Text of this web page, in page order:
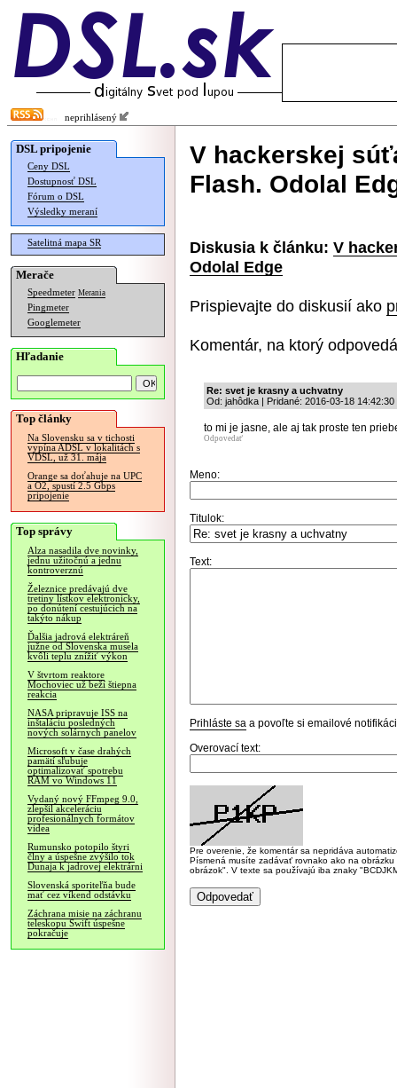
neprihlásený
DSL pripojenie
Ceny DSL
Dostupnosť DSL
Fórum o DSL
Výsledky meraní
Satelitná mapa SR
Merače
Speedmeter Merania
Pingmeter
Googlemeter
Hľadanie
Top články
Na Slovensku sa v tichosti
vypína ADSL v lokalitách s
VDSL, už 31. mája
Orange sa doťahuje na UPC
a O2, spustí 2.5 Gbps
pripojenie
Top správy
Alza nasadila dve novinky,
jednu užitočnú a jednu
kontroverznú
Železnice predávajú dve
tretiny lístkov elektronicky,
po donútení cestujúcich na
takýto nákup
Ďalšia jadrová elektráreň
južne od Slovenska musela
kvôli teplu znížiť výkon
V štvrtom reaktore
Mochoviec už beží štiepna
reakcia
NASA pripravuje ISS na
inštaláciu posledných
nových solárnych panelov
Microsoft v čase drahých
pamätí sľubuje
optimalizovať spotrebu
RAM vo Windows 11
Vydaný nový FFmpeg 9.0,
zlepšil akceleráciu
profesionálnych formátov
videa
Rumunsko potopilo štyri
člny a úspešne zvýšilo tok
Dunaja k jadrovej elektrárni
Slovenská sporiteľňa bude
mať cez víkend odstávku
Záchrana misie na záchranu
teleskopu Swift úspešne
pokračuje
V hackerskej
Flash. Odolal
Diskusia k článku: V
Odolal Edge
Prispievajte do diskusií ako
Komentár, na ktorý
Re: svet je krasny a uchvatny
Od: jahôdka | Pridané: 2016-03-18 14:42:30
to mi je jasne, ale aj tak proste ten
Odpovedať
Meno:
Titulok:
Text:
Prihláste sa a povoľte si emailové
Overovací text:
Pre overenie, že komentár sa nepridáva
Písmená musíte zadávať rovnako ako na
obrázok". V texte sa používajú iba znaky